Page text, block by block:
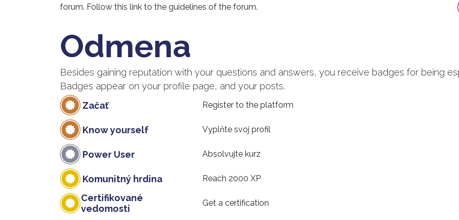
forum. Follow this link to the guidelines of the forum.
Odmena
Besides gaining reputation with your questions and answers, you receive badges for being
Badges appear on your profile page, and your posts.
Začať
Register to the platform
Know yourself Vyplňte svoj profil
Power User Absolvujte kurz
Komunitný hrdina Reach 2000 XP
Certifikované
vedomosti
Get a certification